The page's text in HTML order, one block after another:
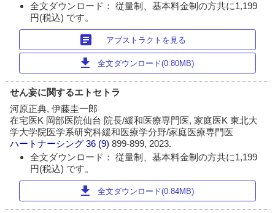
全文ダウンロード： 従量制、基本料金制の方共に1,199
円(税込) です。
article アブストラクトを見る
download 全文ダウンロード(0.80MB)
せん妄に関するエトセトラ
河原正典, 伊藤圭一郎
在宅医K 岡部医院仙台 院長/緩和医療専門医, 家庭医K 東北大
学大学院医学系研究科緩和医療学分野/家庭医療専門医
ハートナーシング 36 (9)899-899, 2023.
全文ダウンロード： 従量制、基本料金制の方共に1,199
円(税込) です。
download 全文ダウンロード(0.84MB)